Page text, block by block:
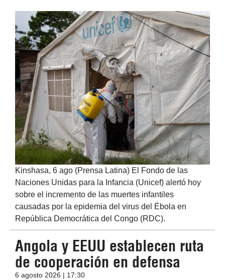
Kinshasa, 6 ago (Prensa Latina) El Fondo de las
Naciones Unidas para la Infancia (Unicef) alertó hoy
sobre el incremento de las muertes infantiles
causadas por la epidemia del virus del Ébola en
República Democrática del Congo (RDC).
Angola y EEUU establecen ruta
de cooperación en defensa
6 agosto 2026 | 17:30